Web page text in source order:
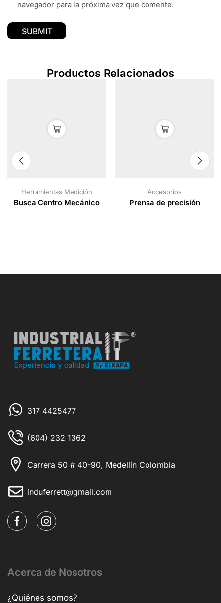
navegador para la próxima vez que comente.
Productos Relacionados
Herramientas Medición
Busca Centro Mecánico
Accesorios
Prensa de precisión
317 4425477
(604) 232 1362
Carrera 50 # 40-90, Medellín Colombia
induferrett@gmail.com
Acerca de Nosotros
¿Quiénes somos?